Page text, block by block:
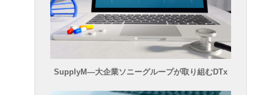
SupplyM―大企業ソニーグループが取り組むDTx